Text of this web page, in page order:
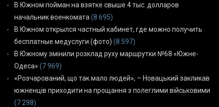
В Южном пойман на взятке свыше 4 тыс. долларов
начальник военкомата (8 695)
В Южном открылся частный кабинет, где можно получить
бесплатные медуслуги (фото) (8 597)
В Южному змінили розклад руху маршрутки №68 «Южне-
Одеса» (7 969)
«Розчарований, що так мало людей», – Новацький закликав
южненців приходити на прощання з полеглими військовими
(7 298)